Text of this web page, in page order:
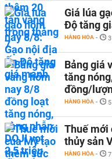
Giá lúa
Độ tăng
HÀNG HÓA -
Bảng giá
tăng
đồng/
HÀNG HÓA -
Thuế mới
thủy sản
HÀNG HÓA -